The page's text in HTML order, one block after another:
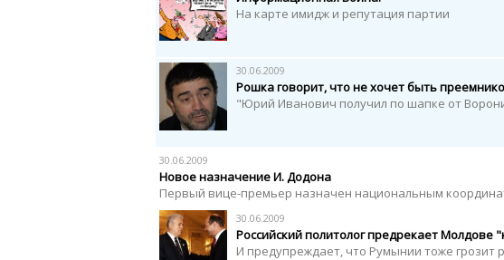
На карте имидж и репутация партии
30.06.2009
Рошка говорит, что не хочет быть
"Юрий Иванович получил по шапке от
30.06.2009
Новое назначение И. Додона
Первый вице-премьер назначен национальным
30.06.2009
Российский политолог предрекает Молдове
И предупреждает, что Румынии тоже грозит